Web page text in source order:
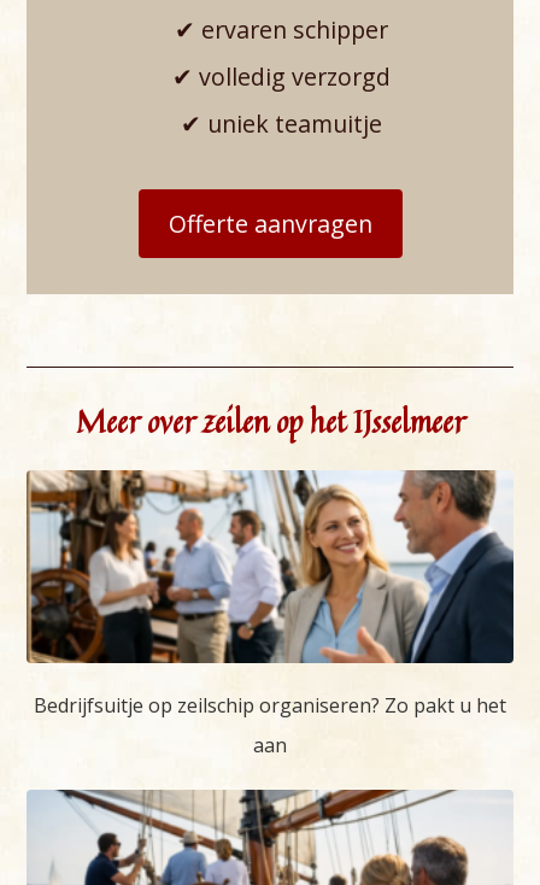
✔ ervaren schipper
✔ volledig verzorgd
✔ uniek teamuitje
Offerte aanvragen
Meer over zeilen op het IJsselmeer
Bedrijfsuitje op zeilschip organiseren? Zo pakt u het
aan